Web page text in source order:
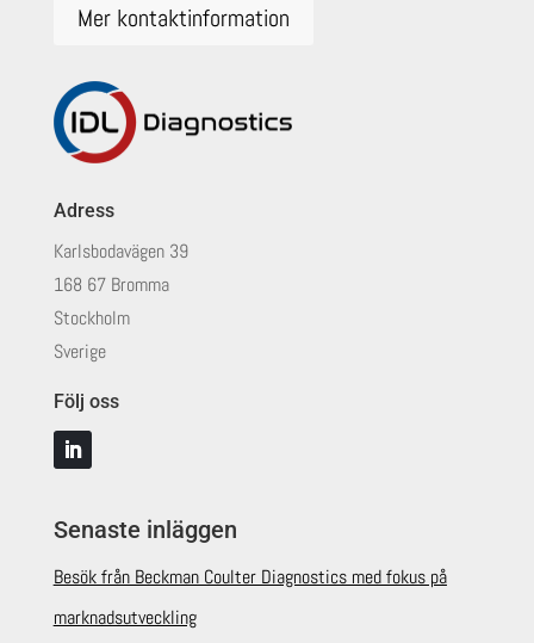
Mer kontaktinformation
Adress
Karlsbodavägen 39
168 67 Bromma
Stockholm
Sverige
Följ oss
Senaste inläggen
Besök från Beckman Coulter Diagnostics med fokus på
marknadsutveckling